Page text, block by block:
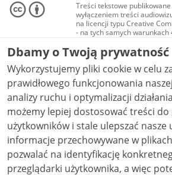
Treści tekstowe
wyłączeniem treści
na licencji typu Creative
- na tych samych warunkach
Materiały audiowizualne, w
audio i wideo, są
Creative Commons: uznanie
niekomercyjne - bez utworów
NC-ND 4.0), o ile nie jest to
Dbamy o Twoją prywatność
Wykorzystujemy pliki cookie w celu
prawidłowego funkcjonowania
analizy ruchu i optymalizacji działania strony.
możemy lepiej dostosować treści
użytkowników i stale ulepszać nasze usługi.
informacje przechowywane w
pozwalać na identyfikację
przeglądarki użytkownika, a więc